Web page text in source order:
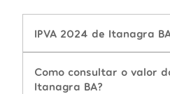
IPVA 2024 de Itanagra
Como consultar o valor
Itanagra BA?